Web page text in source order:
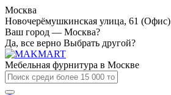
Москва
Новочерёмушкинская улица, 61 (Офис)
Ваш город — Москва?
Да, все верно Выбрать другой?
Мебельная фурнитура в Москве